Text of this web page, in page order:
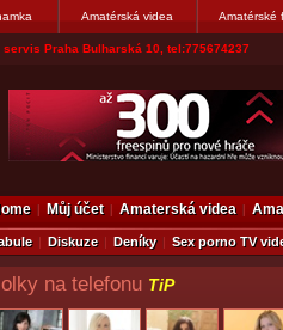
Amatérská videa Amatérské
servis Praha Bulharská 10, tel:775674237
Můj účet Amaterská videa
Diskuze Deníky Sex porno TV
na telefonu TiP